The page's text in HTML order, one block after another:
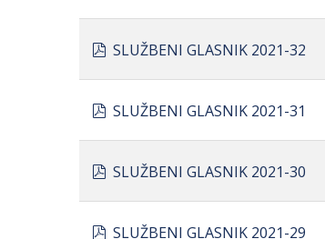
pdf
SLUŽBENI GLASNIK 2021-32
pdf
SLUŽBENI GLASNIK 2021-31
pdf
SLUŽBENI GLASNIK 2021-30
pdf
SLUŽBENI GLASNIK 2021-29